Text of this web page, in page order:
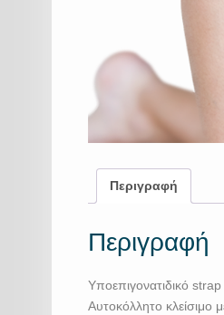
Περιγραφή
Περιγραφή
Υποεπιγονατιδικό
Αυτοκόλλητο κλείσιμο